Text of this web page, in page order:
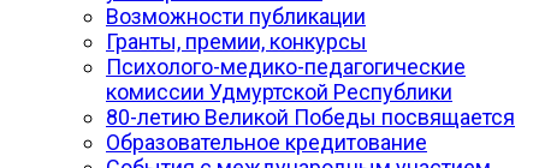
Возможности публикации
Гранты, премии, конкурсы
Психолого-медико-педагогические
комиссии Удмуртской Республики
80-летию Великой Победы посвящается
Образовательное кредитование